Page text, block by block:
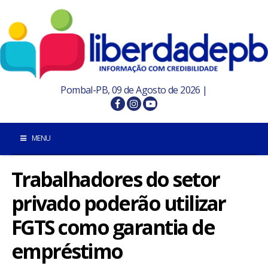
Pombal-PB, 09 de Agosto de 2026 |
MENU
INÍCIO
POMBAL E REGIÃO
Trabalhadores do setor
privado poderão utilizar
FGTS como garantia de
empréstimo